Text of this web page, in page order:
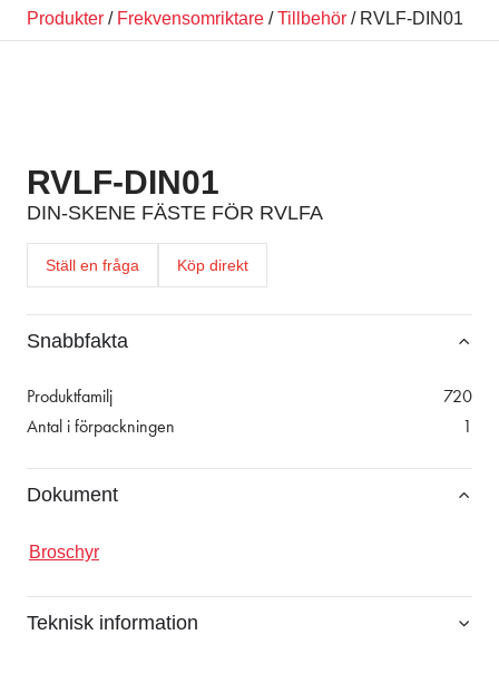
Produkter / Frekvensomriktare /Tillbehör / RVLF-DIN01
RVLF-DIN01
DIN-SKENE FÄSTE FÖR RVLFA
Ställ en fråga Köp direkt
Snabbfakta
Produktfamilj
720
Antal i förpackningen
1
Dokument
Broschyr
Teknisk information